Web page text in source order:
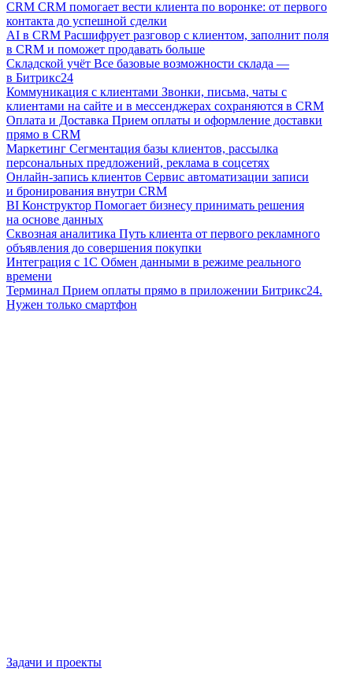
CRM CRM помогает вести клиента по воронке: от первого
контакта до успешной сделки
AI в CRM Расшифрует разговор с клиентом, заполнит поля
в CRM и поможет продавать больше
Складской учёт Все базовые возможности склада —
в Битрикс24
Коммуникация с клиентами Звонки, письма, чаты с
клиентами на сайте и в мессенджерах сохраняются в CRM
Оплата и Доставка Прием оплаты и оформление доставки
прямо в CRM
Маркетинг Сегментация базы клиентов, рассылка
персональных предложений, реклама в соцсетях
Онлайн-запись клиентов Сервис автоматизации записи
и бронирования внутри CRM
BI Конструктор Помогает бизнесу принимать решения
на основе данных
Сквозная аналитика Путь клиента от первого рекламного
объявления до совершения покупки
Интеграция с 1С Обмен данными в режиме реального
времени
Терминал Прием оплаты прямо в приложении Битрикс24.
Нужен только смартфон
Задачи и проекты